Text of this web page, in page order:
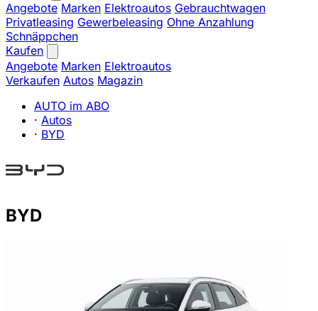
Angebote Marken Elektroautos Gebrauchtwagen
Privatleasing Gewerbeleasing Ohne Anzahlung
Schnäppchen
Kaufen
Angebote Marken Elektroautos
Verkaufen Autos Magazin
AUTO im ABO
· Autos
· BYD
BYD